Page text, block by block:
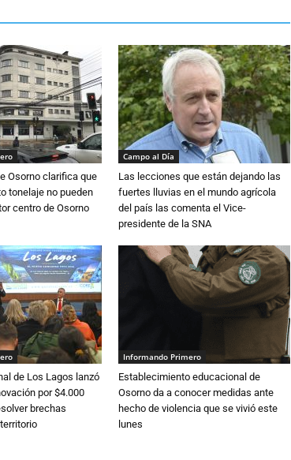
Osorno clarifica que
tonelaje no pueden
centro de Osorno
Campo al Día
Las lecciones que están dejando las
fuertes lluvias en el mundo agrícola
del país las comenta el Vice-
presidente de la SNA
de Los Lagos lanzó
por $4.000
brechas
Informando Primero
Establecimiento educacional de
Osorno da a conocer medidas ante
hecho de violencia que se vivió este
lunes